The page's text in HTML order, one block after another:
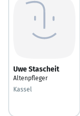
Uwe Stascheit
Altenpfleger
Kassel